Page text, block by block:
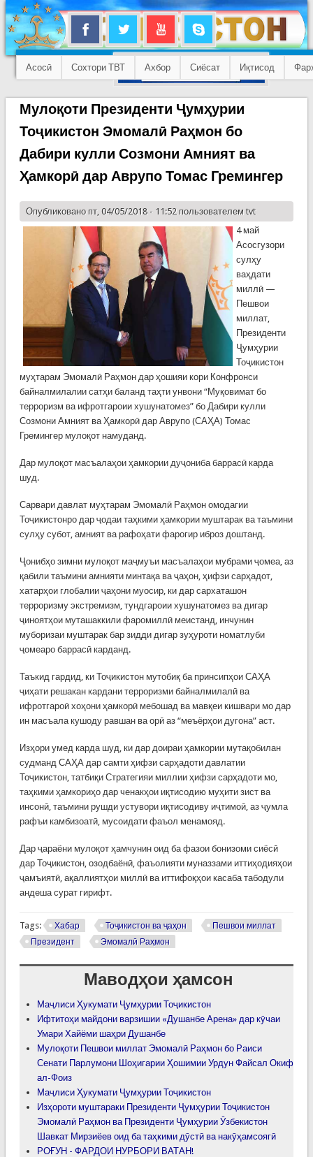
Асосӣ Сохтори ТВТ Ахбор Сиёсат Иқтисод
Мулоқоти Президенти Ҷумҳурии
Тоҷикистон Эмомалӣ Раҳмон бо
Дабири кулли Созмони Амният ва
Ҳамкорӣ дар Аврупо Томас Гремингер
Опубликовано пт, 04/05/2018 - 11:52 пользователем tvt
4 май
Асосгузори
сулҳу
ваҳдати
миллӣ —
Пешвои
миллат,
Президенти
Ҷумҳурии
Тоҷикистон
муҳтарам Эмомалӣ Раҳмон дар ҳошияи кори Конфронси
байналмилалии сатҳи баланд таҳти унвони “Муқовимат бо
терроризм ва ифротгароии хушунатомез” бо Дабири кулли
Созмони Амният ва Ҳамкорӣ дар Аврупо (САҲА) Томас
Гремингер мулоқот намуданд.
Дар мулоқот масъалаҳои ҳамкории дуҷониба баррасӣ карда
шуд.
Сарвари давлат муҳтарам Эмомалӣ Раҳмон омодагии
Тоҷикистонро дар ҷодаи таҳкими ҳамкории муштарак ва таъмини
сулҳу субот, амният ва рафоҳати фарогир иброз доштанд.
Ҷонибҳо зимни мулоқот маҷмуъи масъалаҳои мубрами ҷомеа, аз
қабили таъмини амнияти минтақа ва ҷаҳон, ҳифзи сарҳадот,
хатарҳои глобалии ҷаҳони муосир, ки дар сархаташон
терроризму экстремизм, тундгароии хушунатомез ва дигар
ҷиноятҳои муташаккили фаромиллӣ меистанд, инчунин
муборизаи муштарак бар зидди дигар зуҳуроти номатлуби
ҷомеаро баррасӣ карданд.
Таъкид гардид, ки Тоҷикистон мутобиқ ба принсипҳои САҲА
ҷиҳати решакан кардани терроризми байналмилалӣ ва
ифротгароӣ хоҳони ҳамкорӣ мебошад ва мавқеи кишвари мо дар
ин масъала кушоду равшан ва орӣ аз “меъёрҳои дугона” аст.
Изҳори умед карда шуд, ки дар доираи ҳамкории мутақобилан
судманд САҲА дар самти ҳифзи сарҳадоти давлатии
Тоҷикистон, татбиқи Стратегияи миллии ҳифзи сарҳадоти мо,
таҳкими ҳамкориҳо дар ченакҳои иқтисодию муҳити зист ва
инсонӣ, таъмини рушди устувори иқтисодиву иҷтимоӣ, аз ҷумла
рафъи камбизоатӣ, мусоидати фаъол менамояд.
Дар ҷараёни мулоқот ҳамчунин оид ба фазои бонизоми сиёсӣ
дар Тоҷикистон, озодбаёнӣ, фаъолияти муназзами иттиҳодияҳои
ҷамъиятӣ, ақаллиятҳои миллӣ ва иттифоқҳои касаба табодули
андеша сурат гирифт.
Tags: Хабар Тоҷикистон ва ҷаҳон
Пешвои миллат
Президент
Эмомалӣ Раҳмон
Маводҳои ҳамсон
Маҷлиси Ҳукумати Ҷумҳурии Тоҷикистон
Ифтитоҳи майдони варзишии «Душанбе Арена» дар кӯчаи
Умари Хайёми шаҳри Душанбе
Мулоқоти Пешвои миллат Эмомалӣ Раҳмон бо Раиси
Сенати Парлумони Шоҳигарии Ҳошимии Урдун Файсал Окиф
ал-Фоиз
Маҷлиси Ҳукумати Ҷумҳурии Тоҷикистон
Изҳороти муштараки Президенти Ҷумҳурии Тоҷикистон
Эмомалӣ Раҳмон ва Президенти Ҷумҳурии Ӯзбекистон
Шавкат Мирзиёев оид ба таҳкими дӯстӣ ва накӯҳамсоягӣ
РОҒУН - ФАРДОИ НУРБОРИ ВАТАН!